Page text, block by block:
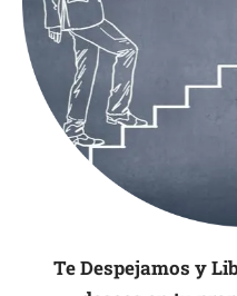
Te Despejamos y